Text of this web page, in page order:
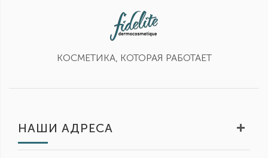
КОСМЕТИКА, КОТОРАЯ РАБОТАЕТ
НАШИ АДРЕСА